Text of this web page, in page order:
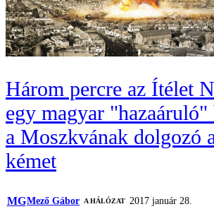
Három percre az Ítélet
egy magyar "hazaáruló"
a Moszkvának dolgozó
kémet
MGMező Gábor A HÁLÓZAT 2017 január 28.